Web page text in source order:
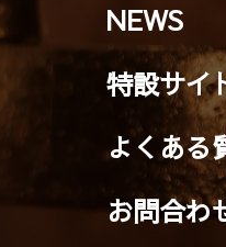
NEWS
特設サイ
よくある
お問合わ